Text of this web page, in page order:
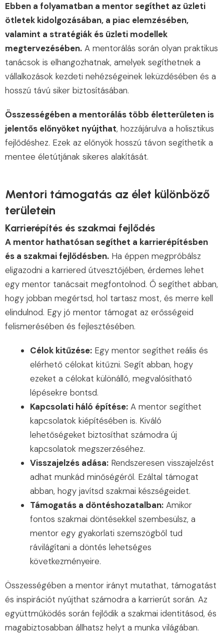
Ebben a folyamatban a mentor segíthet az üzleti
ötletek kidolgozásában, a piac elemzésében,
valamint a stratégiák és üzleti modellek
megtervezésében. A mentorálás során olyan praktikus
tanácsok is elhangozhatnak, amelyek segíthetnek a
vállalkozások kezdeti nehézségeinek leküzdésében és a
hosszú távú siker biztosításában.
Összességében a mentorálás több életterületen is
jelentős előnyöket nyújthat, hozzájárulva a holisztikus
fejlődéshez. Ezek az előnyök hosszú távon segíthetik a
mentee életútjának sikeres alakítását.
Mentori támogatás az élet különböző
területein
Karrierépítés és szakmai fejlődés
A mentor hathatósan segíthet a karrierépítésben
és a szakmai fejlődésben. Ha éppen megpróbálsz
eligazodni a karriered útvesztőjében, érdemes lehet
egy mentor tanácsait megfontolnod. Ő segíthet abban,
hogy jobban megértsd, hol tartasz most, és merre kell
elindulnod. Egy jó mentor támogat az erősségeid
felismerésében és fejlesztésében.
Célok kitűzése: Egy mentor segíthet reális és
elérhető célokat kitűzni. Segít abban, hogy
ezeket a célokat különálló, megvalósítható
lépésekre bontsd.
Kapcsolati háló építése: A mentor segíthet
kapcsolatok kiépítésében is. Kiváló
lehetőségeket biztosíthat számodra új
kapcsolatok megszerzéséhez.
Visszajelzés adása: Rendszeresen visszajelzést
adhat munkád minőségéről. Ezáltal támogat
abban, hogy javítsd szakmai készségeidet.
Támogatás a döntéshozatalban: Amikor
fontos szakmai döntésekkel szembesülsz, a
mentor egy gyakorlati szemszögből tud
rávilágítani a döntés lehetséges
következményeire.
Összességében a mentor irányt mutathat, támogatást
és inspirációt nyújthat számodra a karrierút során. Az
együttműködés során fejlődik a szakmai identitásod, és
magabiztosabban állhatsz helyt a munka világában.